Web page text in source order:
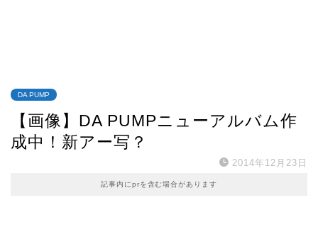
DA PUMP
【画像】DA PUMPニューアルバム作
成中！新アー写？
2014年12月23日
記事内にprを含む場合があります